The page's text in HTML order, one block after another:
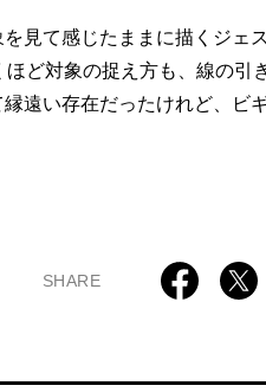
見て感じたままに描くジェ
ど対象の捉え方も、線の引
遠い存在だったけれど、ビ
SHARE